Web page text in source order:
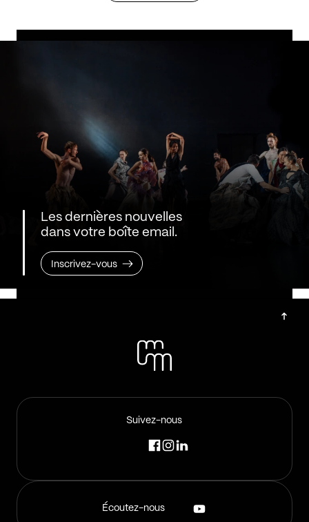
Les dernières nouvelles
dans votre boîte email.
Inscrivez-vous
Suivez-nous
Écoutez-nous